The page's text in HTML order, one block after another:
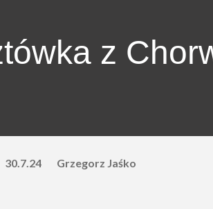
z
30.7.24 Grzegorz Jaśko